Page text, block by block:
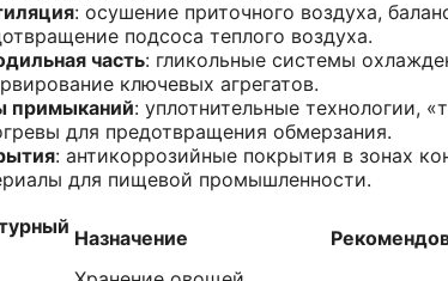
: осушение приточного воздуха,
подсоса теплого воздуха.
часть: гликольные системы
ключевых агрегатов.
примыканий: уплотнительные технологии,
для предотвращения обмерзания.
: антикоррозийные покрытия в зонах
для пищевой промышленности.
Назначение